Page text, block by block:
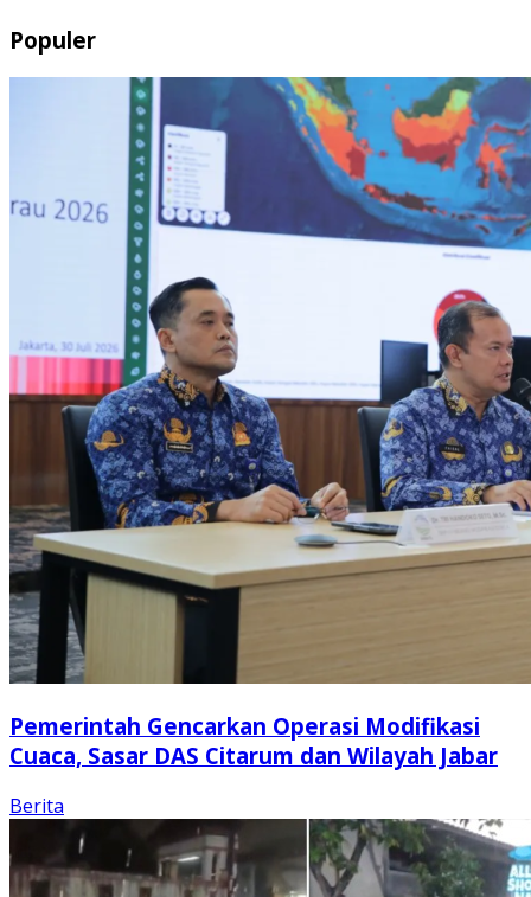
Populer
Pemerintah Gencarkan Operasi Modifikasi
Cuaca, Sasar DAS Citarum dan Wilayah Jabar
Berita